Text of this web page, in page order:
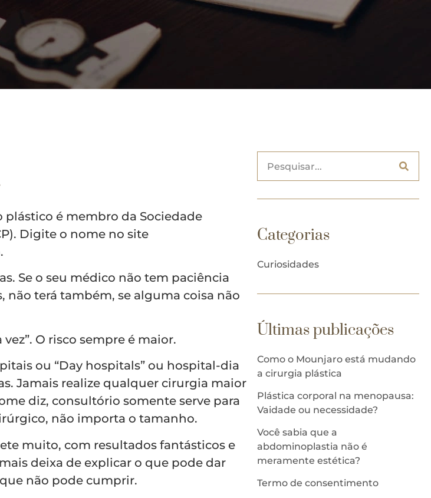
plástico é membro da Sociedade
Digite o nome no site
Se o seu médico não tem paciência
terá também, se alguma coisa não
O risco sempre é maior.
ou “Day hospitals” ou hospital-dia
Jamais realize qualquer cirurgia maior
diz, consultório somente serve para
não importa o tamanho.
muito, com resultados fantásticos e
deixa de explicar o que pode dar
não pode cumprir.
Categorias
Curiosidades
Últimas publicações
Como o Mounjaro está mudando
a cirurgia plástica
Plástica corporal na menopausa:
Vaidade ou necessidade?
Você sabia que a
abdominoplastia não é
meramente estética?
Termo de consentimento